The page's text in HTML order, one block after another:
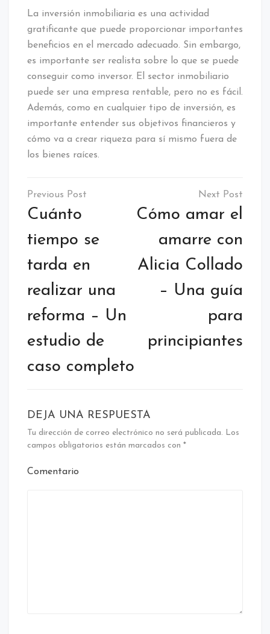
La inversión inmobiliaria es una actividad
gratificante que puede proporcionar importantes
beneficios en el mercado adecuado. Sin embargo,
es importante ser realista sobre lo que se puede
conseguir como inversor. El sector inmobiliario
puede ser una empresa rentable, pero no es fácil.
Además, como en cualquier tipo de inversión, es
importante entender sus objetivos financieros y
cómo va a crear riqueza para sí mismo fuera de
los bienes raíces.
Navegación
de
entradas
Cuánto
tiempo se
tarda en
realizar una
reforma – Un
estudio de
caso completo
Cómo amar el
amarre con
Alicia Collado
– Una guía
para
principiantes
DEJA UNA RESPUESTA
Tu dirección de correo electrónico no será publicada. Los
campos obligatorios están marcados con *
Comentario